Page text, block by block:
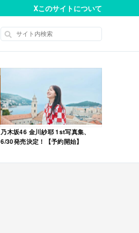
Xこのサイトについて
乃木坂46 金川紗耶 1st写真集、
6/30発売決定！【予約開始】